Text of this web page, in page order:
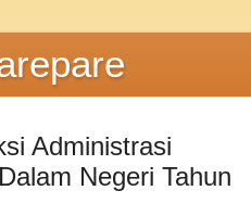
Administrasi
Negeri Tahun